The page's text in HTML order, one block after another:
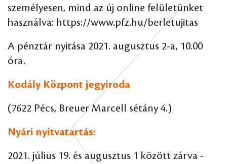
személyesen, mind az új online felületünket
használva: https://www.pfz.hu/berletujitas
A pénztár nyitása 2021. augusztus 2-a, 10.00
óra.
Kodály Központ jegyiroda
(7622 Pécs, Breuer Marcell sétány 4.)
Nyári nyitvatartás:
2021. július 19. és augusztus 1 között zárva -